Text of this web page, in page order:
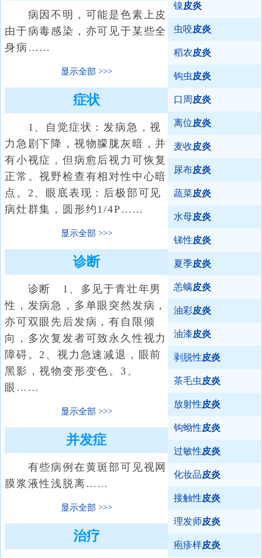
镍皮炎
虫咬皮炎
稻农皮炎
钩虫 皮炎
口周 皮炎
离位皮炎
麦收皮炎
尿布皮炎
蔬菜皮炎
水母皮炎
锑性皮炎
夏季皮炎
恙螨皮炎
油彩皮炎
油漆皮炎
剥脱性皮炎
茶毛虫 皮炎
放射性皮炎
钩蚴性皮炎
过敏性皮炎
化妆品皮炎
接触性皮炎
理发师皮炎
疱疹样皮炎
病因不明，可能是色素上皮
由于病毒感染，亦可见于某些全
身病……
显示全部
症状
1、自觉症状：发病急，视
力急剧下降，视物朦胧灰暗，并
有小视症，但病愈后视力可恢复
正常。视野检查有相对性中心暗
点。2、眼底表现：后极部可见
病灶群集，圆形约1/4P……
显示全部
诊断
诊断 1、多见于青壮年男
性，发病急，多单眼突然发病，
亦可双眼先后发病，有自限倾
向，多次复发者可致永久性视力
障碍。2、视力急速减退，眼前
黑影，视物变形变色。3、
眼……
显示全部
并发症
有些病例在黄斑部可见视网
膜浆液性浅脱离……
显示全部
治疗